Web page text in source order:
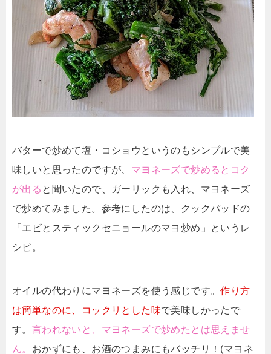
バターで炒めて塩・コショウというのもシンプルで美
味しいと思ったのですが、 マヨネーズで炒めるとコク
が出る と聞いたので、ガーリックも入れ、マヨネーズ
で炒めてみました。参考にしたのは、クックパッドの
「エビとスティックセニョールのマヨ炒め」というレ
シピ。
オイルの代わりにマヨネーズを使う感じです。作り方
は簡単なのに、コックリとした味で美味しかったで
す。 言われないと、マヨネーズで炒めたとは思えませ
ん。 おかずにも、お酒のつまみにもバッチリ！(マヨネ